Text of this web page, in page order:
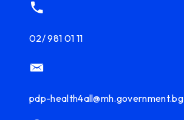
02/ 981 01 11
pdp-health4all@mh.government.bg